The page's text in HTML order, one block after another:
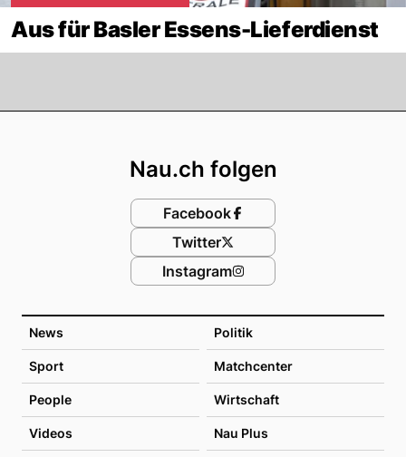
Aus für Basler Essens-Lieferdienst
News Politik
Sport Matchcenter
People Wirtschaft
Videos Nau Plus
Nau.ch folgen
Facebook
Twitter
Instagram